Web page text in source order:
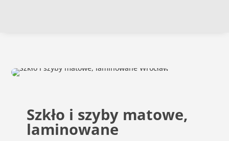
Szkło i szyby matowe,
laminowane